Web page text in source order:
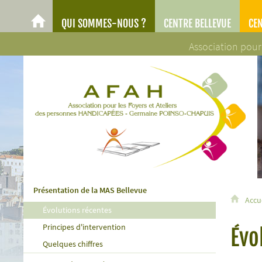
Association
AFAH
QUI SOMMES-NOUS ? CENTRE BELLEVUE
Présentation de la MAS Bellevue
Évolutions récentes
Principes d'intervention
Quelques chiffres